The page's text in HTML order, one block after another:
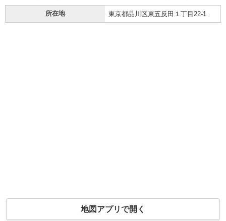
所在地 東京都品川区東五反田１丁目22-1
地図アプリで開く